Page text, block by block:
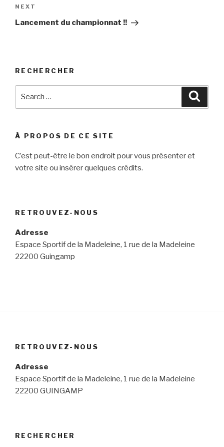
Next
Post
NEXT
Lancement du championnat !!
RECHERCHER
À PROPOS DE CE SITE
C’est peut-être le bon endroit pour vous présenter et
votre site ou insérer quelques crédits.
RETROUVEZ-NOUS
Adresse
Espace Sportif de la Madeleine, 1 rue de la Madeleine
22200 Guingamp
RETROUVEZ-NOUS
Adresse
Espace Sportif de la Madeleine, 1 rue de la Madeleine
22200 GUINGAMP
RECHERCHER